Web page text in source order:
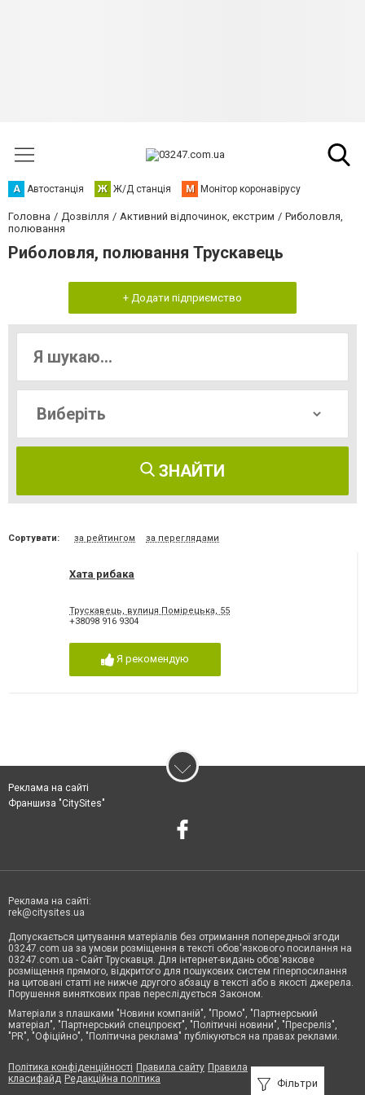
А Автостанція Ж Ж/Д станція М Монітор коронавірусу
Головна Дозвілля Активний відпочинок, екстрим
Риболовля,
полювання
Риболовля, полювання Трускавець
+ Додати підприємство
ЗНАЙТИ
Сортувати: за рейтингом за переглядами
Хата рибака
Трускавець, вулиця Помірецька, 55
+38098 916 9304
Я рекомендую
Фільтри
Реклама на сайті
Франшиза "CitySites"
Реклама на сайті:
rek@citysites.ua
Допускається цитування матеріалів без отримання попередньої згоди
03247.com.ua за умови розміщення в тексті обов'язкового посилання на
03247.com.ua - Сайт Трускавця. Для інтернет-видань обов'язкове
розміщення прямого, відкритого для пошукових систем гіперпосилання
на цитовані статті не нижче другого абзацу в тексті або в якості джерела.
Порушення виняткових прав переслідується Законом.
Матеріали з плашками "Новини компаній", "Промо", "Партнерський
матеріал", "Партнерський спецпроєкт", "Політичні новини", "Пресреліз",
"PR", "Офіційно", "Політична реклама" публікуються на правах реклами.
Політика конфіденційності Правила сайту Правила
класифайд Редакційна політика